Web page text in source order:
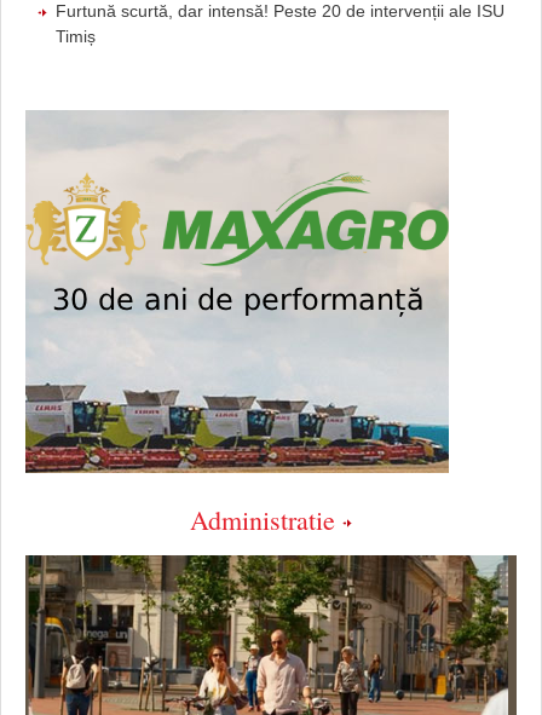
Furtună scurtă, dar intensă! Peste 20 de intervenții ale ISU
Timiș
Administratie